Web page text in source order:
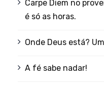
Carpe Diem no
é só as horas.
Onde Deus está?
A fé sabe nadar!